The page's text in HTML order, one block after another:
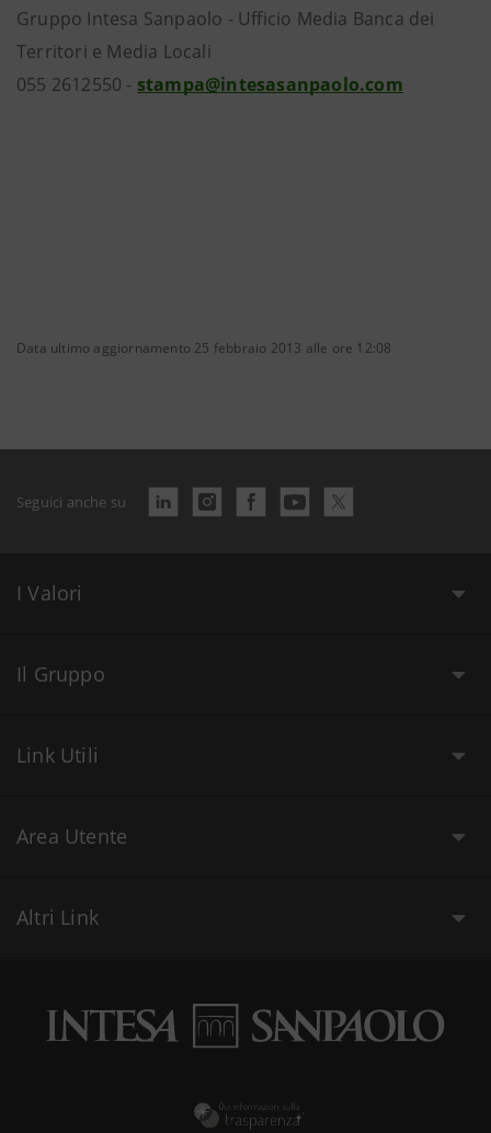
Gruppo Intesa Sanpaolo - Ufficio Media Banca dei
Territori e Media Locali
055 2612550 - stampa@intesasanpaolo.com
Data ultimo aggiornamento 25 febbraio 2013 alle ore 12:08
Seguici anche su
I Valori
Il Gruppo
Link Utili
Area Utente
Altri Link